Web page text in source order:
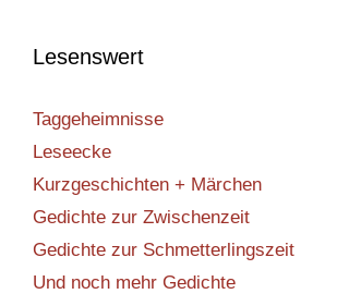
Lesenswert
Taggeheimnisse
Leseecke
Kurzgeschichten + Märchen
Gedichte zur Zwischenzeit
Gedichte zur Schmetterlingszeit
Und noch mehr Gedichte